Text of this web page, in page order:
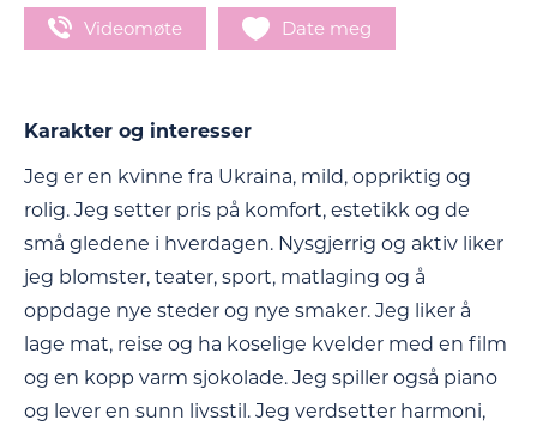
Videomøte Date meg
Karakter og interesser
Jeg er en kvinne fra Ukraina, mild, oppriktig og
rolig. Jeg setter pris på komfort, estetikk og de
små gledene i hverdagen. Nysgjerrig og aktiv liker
jeg blomster, teater, sport, matlaging og å
oppdage nye steder og nye smaker. Jeg liker å
lage mat, reise og ha koselige kvelder med en film
og en kopp varm sjokolade. Jeg spiller også piano
og lever en sunn livsstil. Jeg verdsetter harmoni,